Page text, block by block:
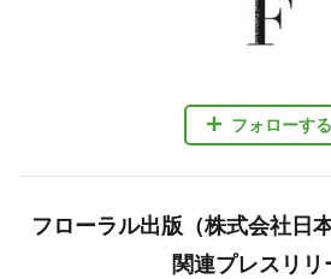
フォローする
フローラル出版（株式会社日
関連プレスリリ